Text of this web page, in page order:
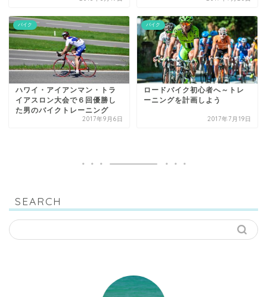
バイク
ハワイ・アイアンマン・トラ
イアスロン大会で６回優勝し
た男のバイクトレーニング
2017年9月6日
バイク
ロードバイク初心者へ～トレ
ーニングを計画しよう
2017年7月19日
SEARCH